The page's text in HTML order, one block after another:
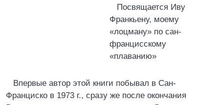
Посвящается Иву
Франкьену, моему
«лоцману» по сан-
францисскому
«плаванию»
Впервые автор этой книги побывал в Сан-
Франциско в 1973 г., сразу же после окончания